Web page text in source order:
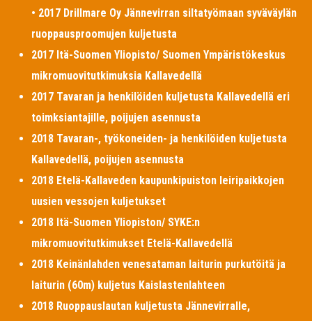
• 2017 Drillmare Oy Jännevirran siltatyömaan syväväylän
ruoppausproomujen kuljetusta
2017 Itä-Suomen Yliopisto/ Suomen Ympäristökeskus
mikromuovitutkimuksia Kallavedellä
2017 Tavaran ja henkilöiden kuljetusta Kallavedellä eri
toimksiantajille, poijujen asennusta
2018 Tavaran-, työkoneiden- ja henkilöiden kuljetusta
Kallavedellä, poijujen asennusta
2018 Etelä-Kallaveden kaupunkipuiston leiripaikkojen
uusien vessojen kuljetukset
2018 Itä-Suomen Yliopiston/ SYKE:n
mikromuovitutkimukset Etelä-Kallavedellä
2018 Keinänlahden venesataman laiturin purkutöitä ja
laiturin (60m) kuljetus Kaislastenlahteen
2018 Ruoppauslautan kuljetusta Jännevirralle,